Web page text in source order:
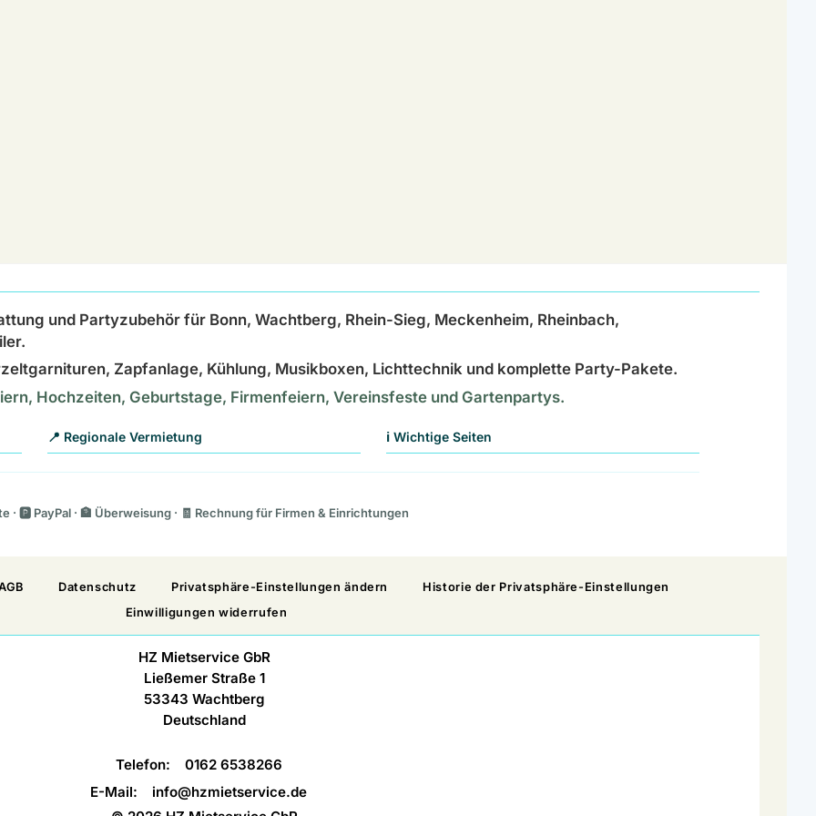
und Partyzubehör für Bonn, Wachtberg, Rhein-Sieg, Meckenheim, Rheinbach,
Zapfanlage, Kühlung, Musikboxen, Lichttechnik und komplette Party-Pakete.
Hochzeiten, Geburtstage, Firmenfeiern, Vereinsfeste und Gartenpartys.
📍 Regionale Vermietung ℹ️ Wichtige Seiten
· 🅿️ PayPal · 🏦 Überweisung · 🧾 Rechnung für Firmen & Einrichtungen
Datenschutz Privatsphäre-Einstellungen ändern
Historie der Privatsphäre-Einstellungen
Einwilligungen widerrufen
HZ Mietservice GbR
Ließemer Straße 1
53343 Wachtberg
Deutschland
Telefon:
0162 6538266
E-Mail:
info@hzmietservice.de